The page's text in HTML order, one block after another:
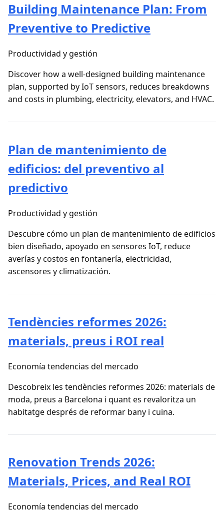
Building Maintenance Plan: From
Preventive to Predictive
Productividad y gestión
Discover how a well-designed building maintenance
plan, supported by IoT sensors, reduces breakdowns
and costs in plumbing, electricity, elevators, and HVAC.
Plan de mantenimiento de
edificios: del preventivo al
predictivo
Productividad y gestión
Descubre cómo un plan de mantenimiento de edificios
bien diseñado, apoyado en sensores IoT, reduce
averías y costos en fontanería, electricidad,
ascensores y climatización.
Tendències reformes 2026:
materials, preus i ROI real
Economía tendencias del mercado
Descobreix les tendències reformes 2026: materials de
moda, preus a Barcelona i quant es revaloritza un
habitatge després de reformar bany i cuina.
Renovation Trends 2026:
Materials, Prices, and Real ROI
Economía tendencias del mercado